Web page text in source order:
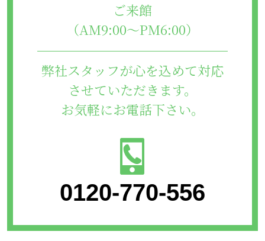
ご来館
（AM9:00～PM6:00）
弊社スタッフが心を込めて対応
させていただきます。
お気軽にお電話下さい。
0120-770-556